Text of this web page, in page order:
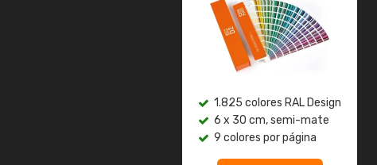
1.825 colores RAL Design
6 x 30 cm, semi-mate
9 colores por página